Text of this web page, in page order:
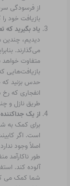
از فرسودگی
بازیافت خود
یاد بگیرید که
دیدیم، چندین
می‌گذارند.
متفاوت خواهد
بازیافت‌هایی
حدس بزنید که
انفجاری که رخ
طریق نازل و
از یک
برای کمک به
است. اگر
اصلاً وجود
طور ناکارآمد
آلوده کند.
شما کمک می